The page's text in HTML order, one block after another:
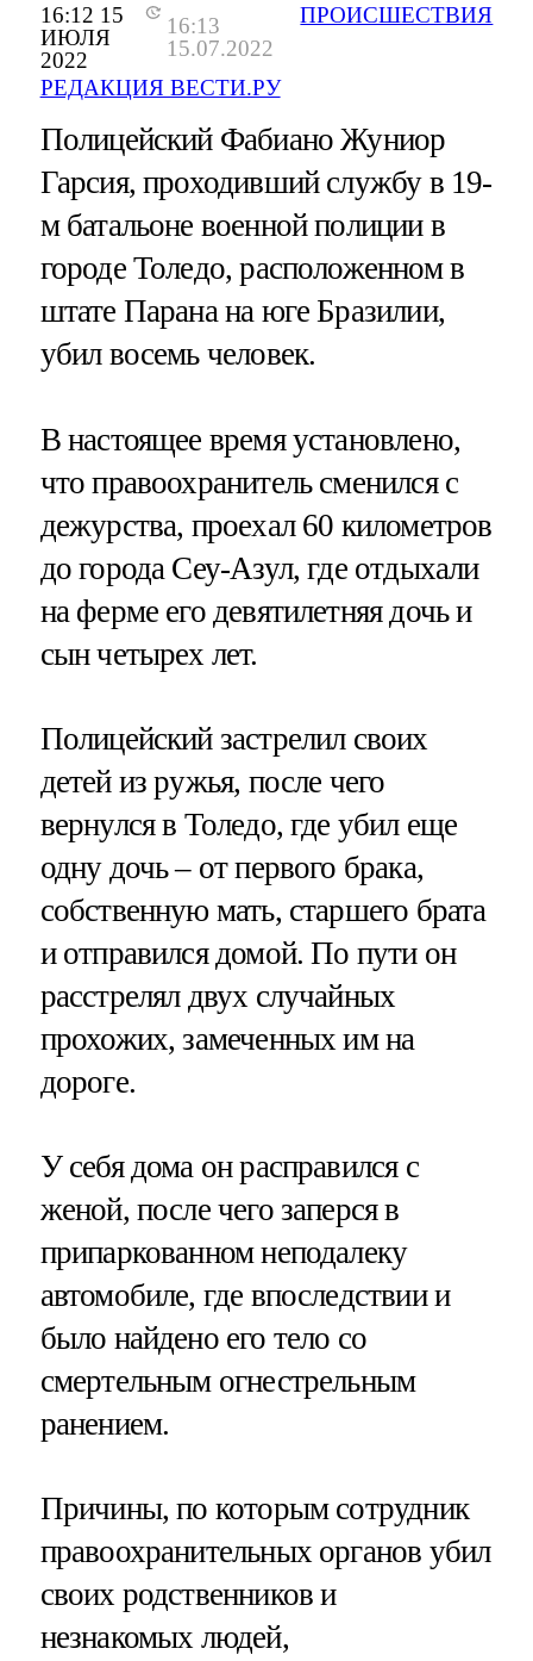
16:12 15
ИЮЛЯ
2022
16:13
15.07.2022
РЕДАКЦИЯ ВЕСТИ.РУ
ПРОИСШЕСТВИЯ
Полицейский Фабиано Жуниор
Гарсия, проходивший службу в 19-
м батальоне военной полиции в
городе Толедо, расположенном в
штате Парана на юге Бразилии,
убил восемь человек.
В настоящее время установлено,
что правоохранитель сменился с
дежурства, проехал 60 километров
до города Сеу-Азул, где отдыхали
на ферме его девятилетняя дочь и
сын четырех лет.
Полицейский застрелил своих
детей из ружья, после чего
вернулся в Толедо, где убил еще
одну дочь – от первого брака,
собственную мать, старшего брата
и отправился домой. По пути он
расстрелял двух случайных
прохожих, замеченных им на
дороге.
У себя дома он расправился с
женой, после чего заперся в
припаркованном неподалеку
автомобиле, где впоследствии и
было найдено его тело со
смертельным огнестрельным
ранением.
Причины, по которым сотрудник
правоохранительных органов убил
своих родственников и
незнакомых людей,